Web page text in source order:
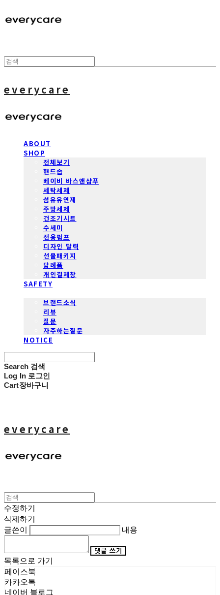
everycare
ABOUT
SHOP
전체보기
핸드솝
베이비 바스앤샴푸
세탁세제
섬유유연제
주방세제
건조기시트
수세미
전용펌프
디자인 달력
선물패키지
답례품
개인결제창
SAFETY
브랜드소식
리뷰
질문
자주하는질문
NOTICE
Search 검색
Log In 로그인
Cart장바구니
everycare
수정하기
삭제하기
글쓴이
내용
댓글 쓰기
목록으로 가기
페이스북
카카오톡
네이버 블로그